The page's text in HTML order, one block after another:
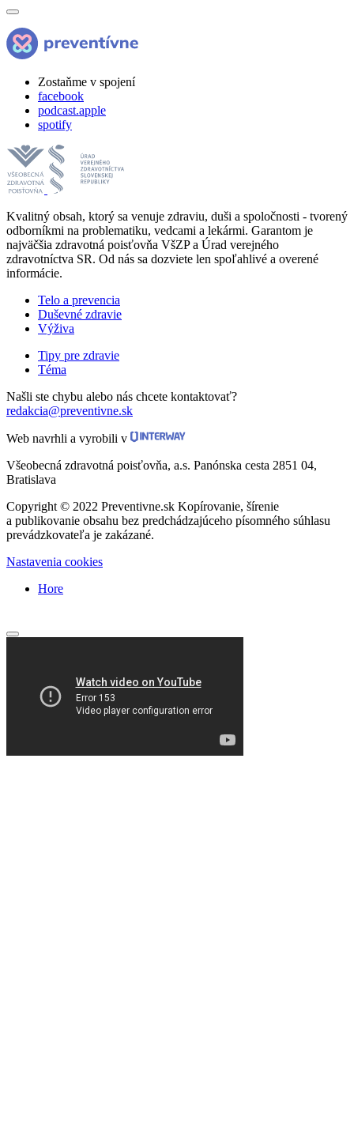
Zostaňme v spojení
facebook
podcast.apple
spotify
Kvalitný obsah, ktorý sa venuje zdraviu, duši a spoločnosti - tvorený
odborníkmi na problematiku, vedcami a lekármi. Garantom je
najväčšia zdravotná poisťovňa VšZP a Úrad verejného
zdravotníctva SR. Od nás sa dozviete len spoľahlivé a overené
informácie.
Telo a prevencia
Duševné zdravie
Výživa
Tipy pre zdravie
Téma
Našli ste chybu alebo nás chcete kontaktovať?
redakcia@preventivne.sk
Web navrhli a vyrobili v
Všeobecná zdravotná poisťovňa, a.s. Panónska cesta 2851 04,
Bratislava
Copyright © 2022 Preventivne.sk Kopírovanie, šírenie
a publikovanie obsahu bez predchádzajúceho písomného súhlasu
prevádzkovateľa je zakázané.
Nastavenia cookies
Hore